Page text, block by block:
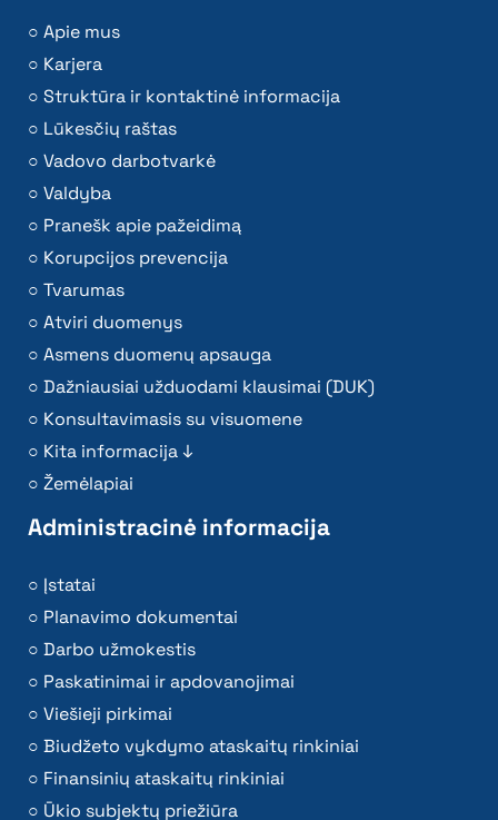
Apie mus
Karjera
Struktūra ir kontaktinė informacija
Lūkesčių raštas
Vadovo darbotvarkė
Valdyba
Pranešk apie pažeidimą
Korupcijos prevencija
Tvarumas
Atviri duomenys
Asmens duomenų apsauga
Dažniausiai užduodami klausimai (DUK)
Konsultavimasis su visuomene
Kita informacija ↓
Žemėlapiai
Administracinė informacija
Įstatai
Planavimo dokumentai
Darbo užmokestis
Paskatinimai ir apdovanojimai
Viešieji pirkimai
Biudžeto vykdymo ataskaitų rinkiniai
Finansinių ataskaitų rinkiniai
Ūkio subjektų priežiūra